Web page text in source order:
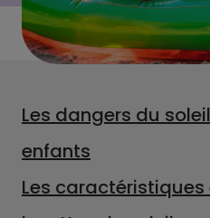
Les dangers du
enfants
Les caractéristiques